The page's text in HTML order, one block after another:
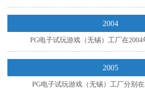
2004
PG电子试玩游戏（无锡）工厂在2004
2005
PG电子试玩游戏（无锡）工厂分别